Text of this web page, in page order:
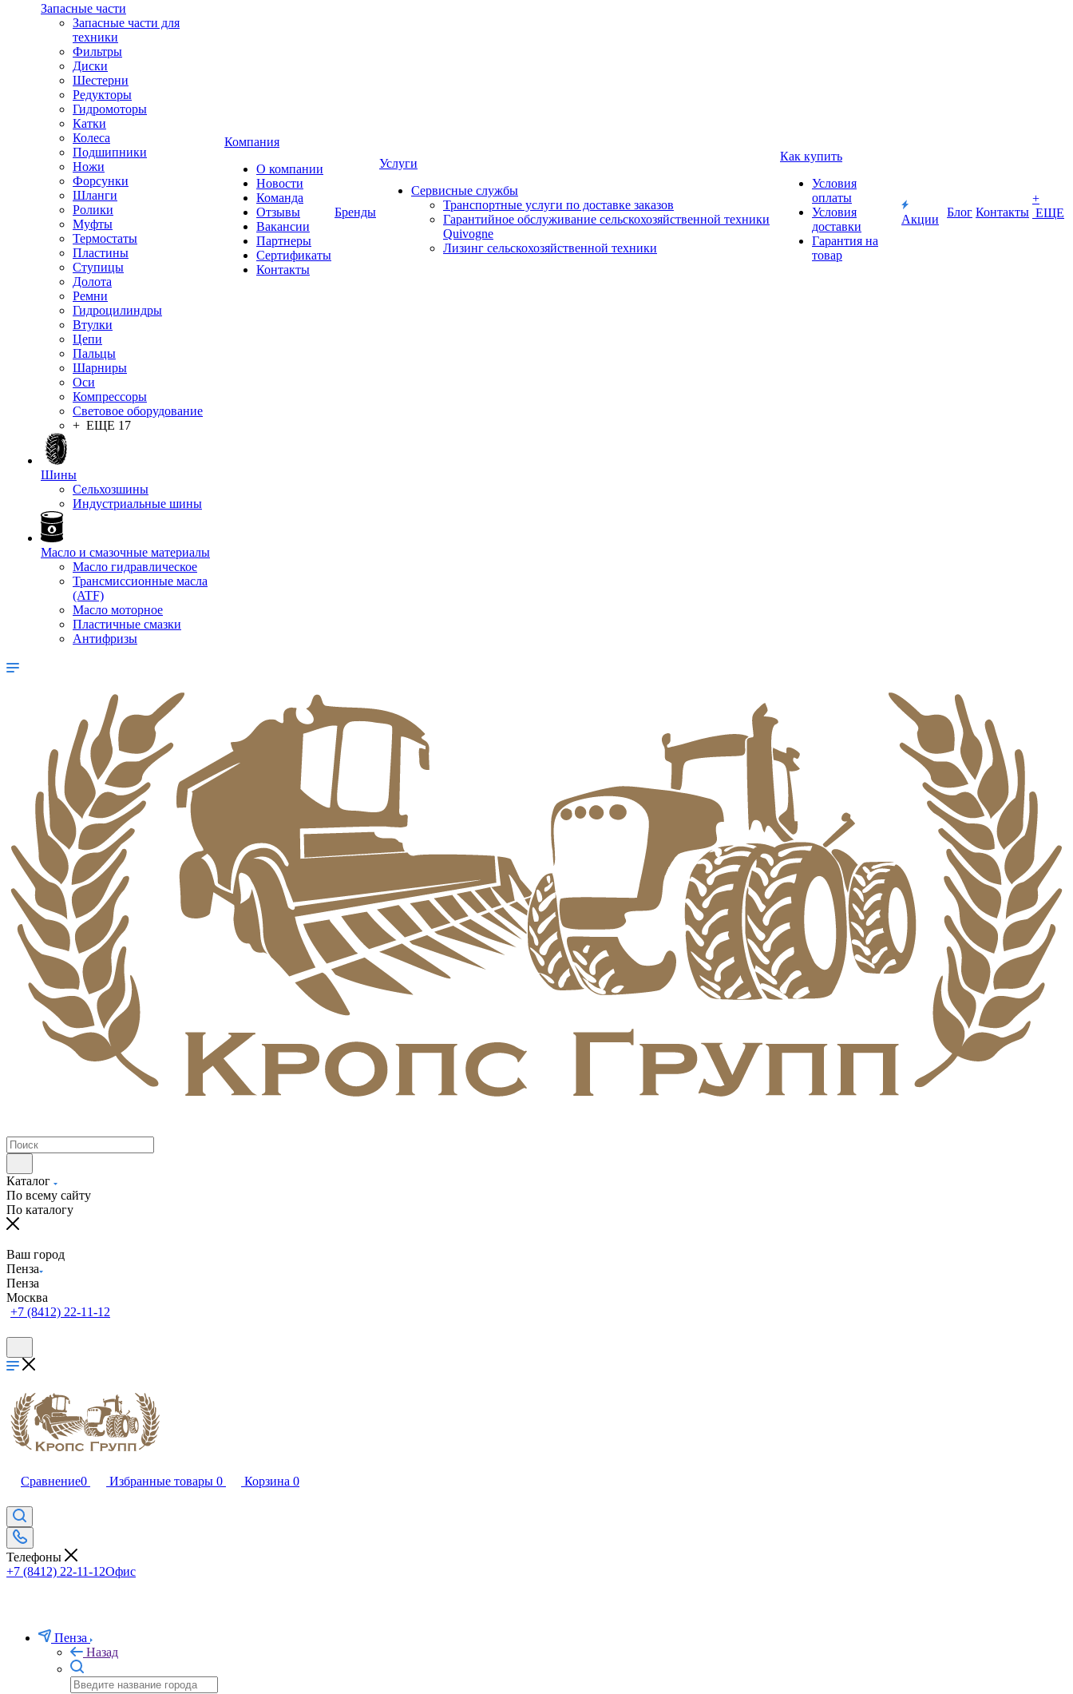
Запасные части
Запасные части для
техники
Фильтры
Диски
Шестерни
Редукторы
Гидромоторы
Катки
Колеса
Подшипники
Ножи
Форсунки
Шланги
Ролики
Муфты
Термостаты
Пластины
Ступицы
Долота
Ремни
Гидроцилиндры
Втулки
Цепи
Пальцы
Шарниры
Оси
Компрессоры
Световое оборудование
+ ЕЩЕ 17
Шины
Сельхозшины
Индустриальные шины
Масло и смазочные материалы
Масло гидравлическое
Трансмиссионные масла
(ATF)
Масло моторное
Пластичные смазки
Антифризы
Компания
О компании
Новости
Команда
Отзывы
Вакансии
Партнеры
Сертификаты
Контакты
Бренды
Услуги
Сервисные службы
Транспортные услуги по доставке заказов
Гарантийное обслуживание сельскохозяйственной техники
Quivogne
Лизинг сельскохозяйственной техники
Как купить
Условия
оплаты
Условия
доставки
Гарантия на
товар
Акции
Блог Контакты
+
ЕЩЕ
Каталог
По всему сайту
По каталогу
Ваш город
Пенза
Пенза
Москва
+7 (8412) 22-11-12
Сравнение0 Избранные товары 0 Корзина 0
Телефоны
+7 (8412) 22-11-12Офис
Пенза
Назад